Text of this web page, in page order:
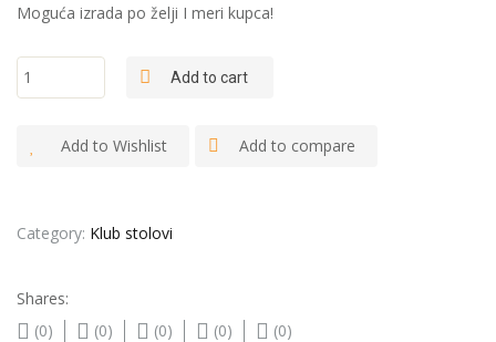
Moguća izrada po želji I meri kupca!
Metal" -
Add to cart
Add to Wishlist Add to compare
Category: Klub stolovi
Shares:
(0)
(0) (0) (0) (0)